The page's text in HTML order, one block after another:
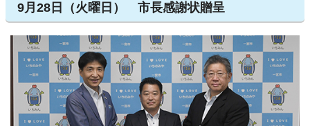
9月28日（火曜日） 市長感謝状贈呈